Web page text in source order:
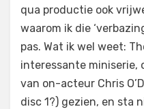
1
–
qua productie ook
waarom ik die
pas. Wat ik wel weet:
interessante miniserie,
van on-acteur Chris
disc 1?) gezien, en sta